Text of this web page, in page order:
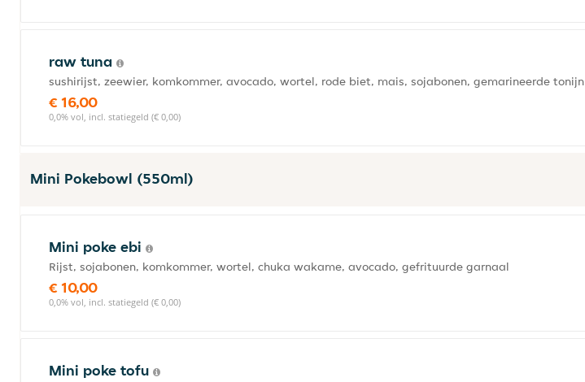
raw tuna
sushirijst, zeewier, komkommer, avocado, wortel, rode biet, mais, sojabonen, gemarineerde tonijn
€ 16,00
0,0% vol, incl. statiegeld (€ 0,00)
Mini Pokebowl (550ml)
Mini poke ebi
Rijst, sojabonen, komkommer, wortel, chuka wakame, avocado, gefrituurde garnaal
€ 10,00
0,0% vol, incl. statiegeld (€ 0,00)
Mini poke tofu